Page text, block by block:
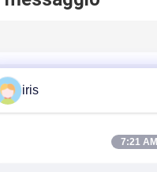
iris
7:21 AM